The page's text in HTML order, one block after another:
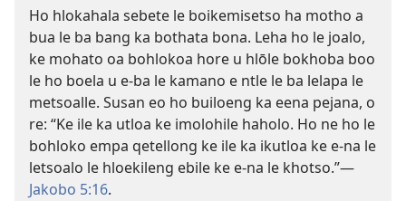
Ho hlokahala sebete le boikemisetso ha motho a
bua le ba bang ka bothata bona. Leha ho le joalo,
ke mohato oa bohlokoa hore u hlōle bokhoba boo
le ho boela u e-ba le kamano e ntle le ba lelapa le
metsoalle. Susan eo ho builoeng ka eena pejana, o
re: “Ke ile ka utloa ke imolohile haholo. Ho ne ho le
bohloko empa qetellong ke ile ka ikutloa ke e-na le
letsoalo le hloekileng ebile ke e-na le khotso.”—
Jakobo 5:16.